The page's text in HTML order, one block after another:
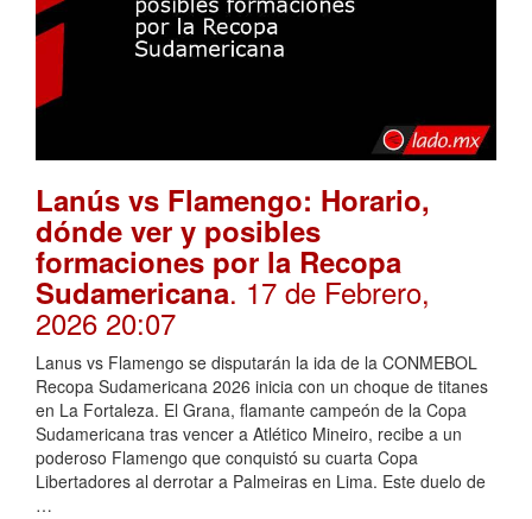
Lanús vs Flamengo: Horario,
dónde ver y posibles
formaciones por la Recopa
Sudamericana. 17 de Febrero,
2026 20:07
Lanus vs Flamengo se disputarán la ida de la CONMEBOL
Recopa Sudamericana 2026 inicia con un choque de titanes
en La Fortaleza. El Grana, flamante campeón de la Copa
Sudamericana tras vencer a Atlético Mineiro, recibe a un
poderoso Flamengo que conquistó su cuarta Copa
Libertadores al derrotar a Palmeiras en Lima. Este duelo de
…